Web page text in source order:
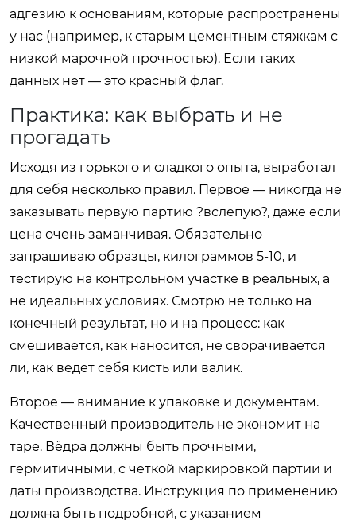
адгезию к основаниям, которые распространены
у нас (например, к старым цементным стяжкам с
низкой марочной прочностью). Если таких
данных нет — это красный флаг.
Практика: как выбрать и не
прогадать
Исходя из горького и сладкого опыта, выработал
для себя несколько правил. Первое — никогда не
заказывать первую партию ?вслепую?, даже если
цена очень заманчивая. Обязательно
запрашиваю образцы, килограммов 5-10, и
тестирую на контрольном участке в реальных, а
не идеальных условиях. Смотрю не только на
конечный результат, но и на процесс: как
смешивается, как наносится, не сворачивается
ли, как ведет себя кисть или валик.
Второе — внимание к упаковке и документам.
Качественный производитель не экономит на
таре. Вёдра должны быть прочными,
гермитичными, с четкой маркировкой партии и
даты производства. Инструкция по применению
должна быть подробной, с указанием